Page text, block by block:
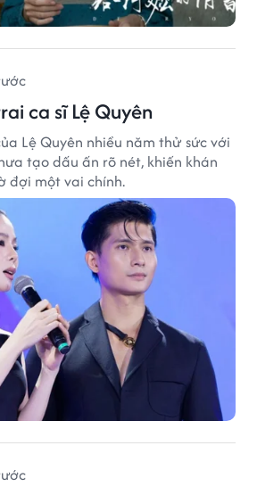
ca sĩ Lệ Quyên
Lệ Quyên nhiều năm thử sức với
tạo dấu ấn rõ nét, khiến khán
đợi một vai chính.